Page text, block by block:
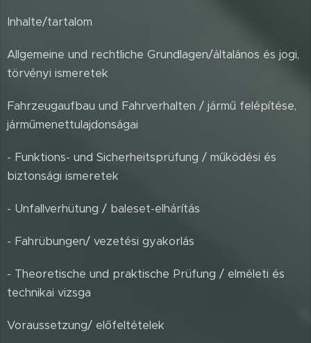
Inhalte/tartalom
Allgemeine und rechtliche Grundlagen/általános és jogi,
törvényi ismeretek
Fahrzeugaufbau und Fahrverhalten / jármű felépítése,
járműmenettulajdonságai
- Funktions- und Sicherheitsprüfung / működési és
biztonsági ismeretek
- Unfallverhütung / baleset-elhárítás
- Fahrübungen/ vezetési gyakorlás
- Theoretische und praktische Prüfung / elméleti és
technikai vizsga
Voraussetzung/ előfeltételek